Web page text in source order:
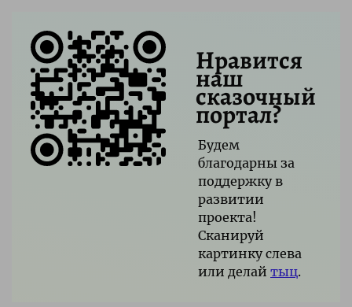
Нравится
наш
сказочный
портал?
Будем
благодарны за
поддержку в
развитии
проекта!
Сканируй
картинку слева
или делай тыц.